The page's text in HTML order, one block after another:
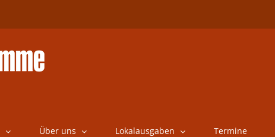
Über uns Lokalausgaben Termine